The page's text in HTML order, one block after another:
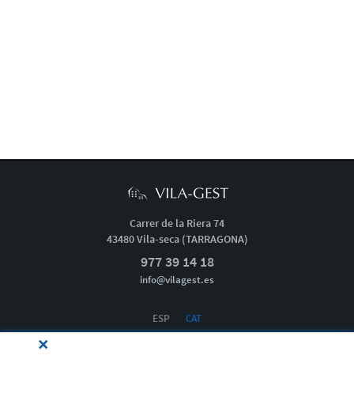
Carrer de la Riera 74
43480 Vila-seca (TARRAGONA)
977 39 14 18
info@vilagest.es
ESP CAT
×